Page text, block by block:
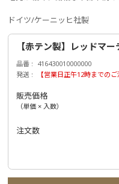
ドイツ/ケーニッヒ社製
【赤テン製】レッドマ
品番
416430010000000
発送
【営業日正午12時までの
販売価格
（単価 × 入数）
注文数